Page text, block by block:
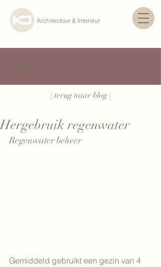
Architectuur & Interieur
| terug naar blog |
Hergebruik regenwater
Regenwater beheer
Gemiddeld gebruikt een gezin van 4